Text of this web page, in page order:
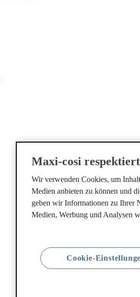
Maxi-cosi
Wir verwenden Cookies, um
Medien anbieten zu können und
geben wir Informationen zu Ihrer
Medien, Werbung und Analysen
Cookie-